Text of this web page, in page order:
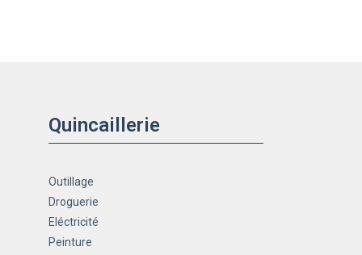
Quincaillerie
Outillage
Droguerie
Eléctricité
Peinture